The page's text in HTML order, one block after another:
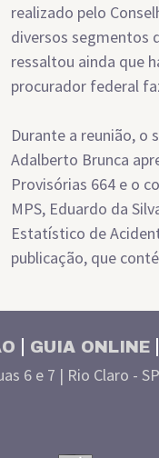
realizado pelo
diversos segmentos
ressaltou ainda que
procurador federal
Durante a reunião, o
Adalberto Brunca
Provisórias 664 e o
MPS, Eduardo da
Estatístico de
publicação, que
GUIA ONLINE
6 e 7 | Rio Claro -